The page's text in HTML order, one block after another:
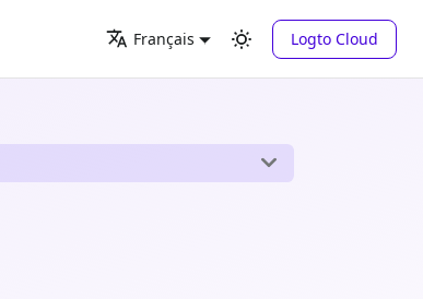
Français Logto Cloud